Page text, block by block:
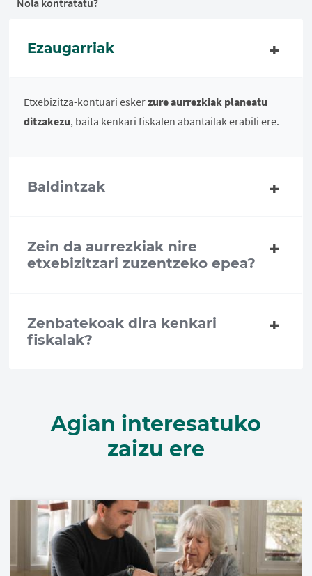
Nola kontratatu?
Ezaugarriak
Etxebizitza-kontuari eskerzure aurrezkiak planeatu
ditzakezu, baita kenkari fiskalen abantailak erabili ere.
Baldintzak
Zein da aurrezkiak nire
etxebizitzari zuzentzeko epea?
Zenbatekoak dira kenkari
fiskalak?
Agian interesatuko
zaizu ere